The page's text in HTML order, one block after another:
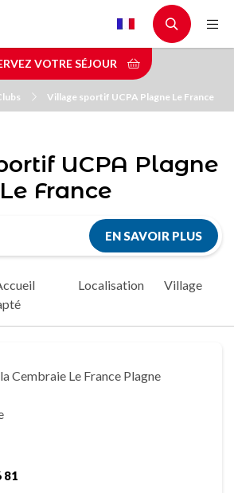
VOTRE SÉJOUR
Village sportif UCPA Plagne Le France
UCPA Plagne
Le France
EN SAVOIR PLUS
Localisation Village
Cembraie Le France Plagne
81